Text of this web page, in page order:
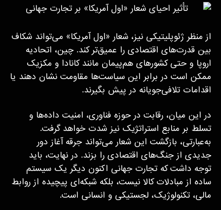
از منظر ژئوپلیتیکی نیز، شعار «اول آمریکا» می‌تواند شکاف
بین قدرت‌های اقتصادی را عمیق‌تر کند. چین، اتحادیه
اروپا و حتی کشورهای هم‌پیمان مانند کانادا و مکزیک
ممکن است در برابر این سیاست‌ها مقاومت نشان دهند یا
اقدامات تلافی‌جویانه در پیش بگیرند.
در این میان، رقابت در حوزه فناوری، امنیت داده‌ها و
تسلط بر منابع استراتژیک نیز شدت خواهد گرفت.
به‌عبارتی، بازگشت این شعار می‌تواند جرقه آغاز دور
جدیدی از جنگ‌های اقتصادی را بزند. در نهایت، باید
توجه داشت که تجارت جهانی اکنون دیگر یک سیستم
ساده از مبادلات کالا نیست، بلکه شبکه‌ای پیچیده از روابط
مالی، تکنولوژیک، لجستیکی و انسانی است.